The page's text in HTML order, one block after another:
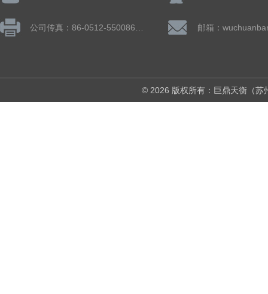
© 2026 版权所有：巨鼎天衡（